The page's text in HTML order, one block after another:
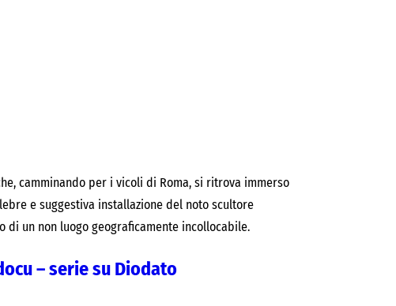
camminando per i vicoli di Roma, si ritrova immerso
e suggestiva installazione del noto scultore
di un non luogo geograficamente incollocabile.
– serie su Diodato